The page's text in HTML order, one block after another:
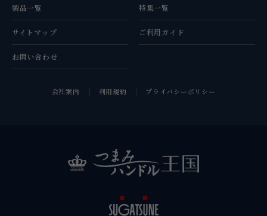
製品一覧 特集一覧
サイトマップ ご利用ガイド
お問い合わせ
会社案内 利用規約 プライバシーポリシー